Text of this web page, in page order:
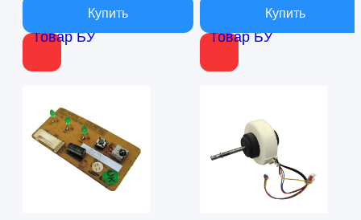
Товар БУ Товар БУ